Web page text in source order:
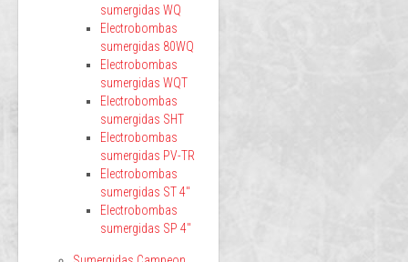
sumergidas WQ
Electrobombas
sumergidas 80WQ
Electrobombas
sumergidas WQT
Electrobombas
sumergidas SHT
Electrobombas
sumergidas PV-TR
Electrobombas
sumergidas ST 4"
Electrobombas
sumergidas SP 4"